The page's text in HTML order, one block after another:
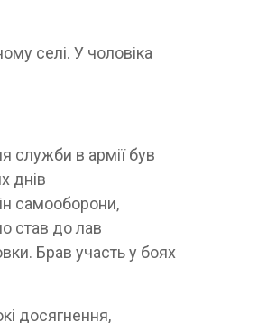
селі. У чоловіка
служби в армії був
днів
самооборони,
став до лав
Брав участь у боях
досягнення,